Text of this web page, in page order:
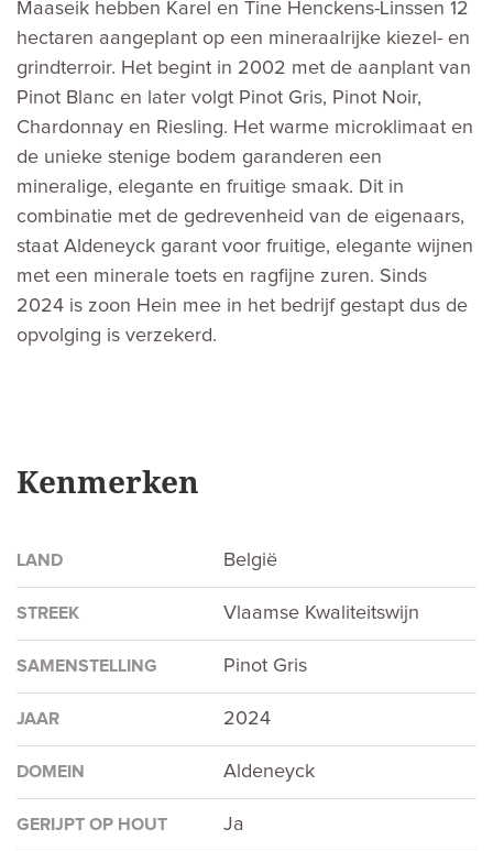
Maaseik hebben Karel en Tine Henckens-Linssen 12
hectaren aangeplant op een mineraalrijke kiezel- en
grindterroir. Het begint in 2002 met de aanplant van
Pinot Blanc en later volgt Pinot Gris, Pinot Noir,
Chardonnay en Riesling. Het warme microklimaat en
de unieke stenige bodem garanderen een
mineralige, elegante en fruitige smaak. Dit in
combinatie met de gedrevenheid van de eigenaars,
staat Aldeneyck garant voor fruitige, elegante wijnen
met een minerale toets en ragfijne zuren. Sinds
2024 is zoon Hein mee in het bedrijf gestapt dus de
opvolging is verzekerd.
Kenmerken
LAND België
STREEK Vlaamse Kwaliteitswijn
SAMENSTELLING Pinot Gris
JAAR 2024
DOMEIN Aldeneyck
GERIJPT OP HOUT Ja